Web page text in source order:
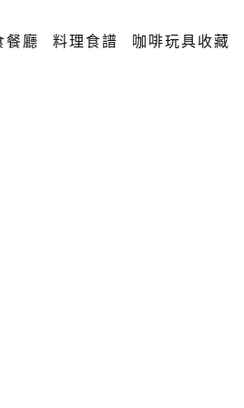
餐廳 料理食譜 咖啡玩具收藏